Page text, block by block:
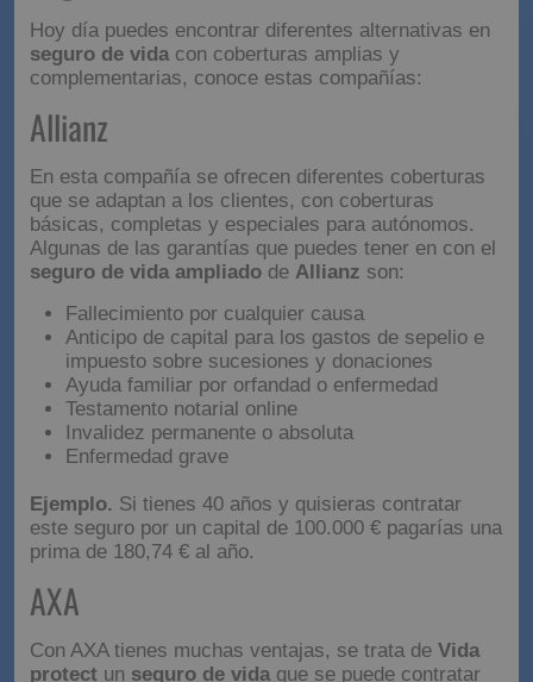
hago mi seguro de vida?
Hoy día puedes encontrar diferentes alternativas en
complementarias, conoce estas compañías:
Allianz
En esta compañía se ofrecen diferentes coberturas
que se adaptan a los clientes, con coberturas
básicas, completas y especiales para autónomos.
seguro de vida ampliadodeAllianzson:
Fallecimiento por cualquier causa
Anticipo de capital para los gastos de sepelio e
impuesto sobre sucesiones y donaciones
Ayuda familiar por orfandad o enfermedad
Testamento notarial online
Enfermedad grave
Ejemplo. Si tienes 40 años y quisieras contratar
prima de 180,74 € al año.
AXA